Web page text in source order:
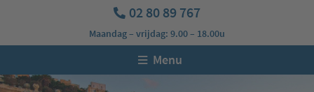
02 80 89 767
Maandag – vrijdag: 9.00 – 18.00u
Menu